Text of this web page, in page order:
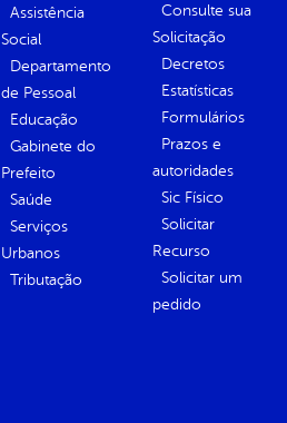
Assistência
Social
Departamento
de Pessoal
Educação
Gabinete do
Prefeito
Saúde
Serviços
Urbanos
Tributação
Consulte sua
Solicitação
Decretos
Estatísticas
Formulários
Prazos e
autoridades
Sic Físico
Solicitar
Recurso
Solicitar um
pedido